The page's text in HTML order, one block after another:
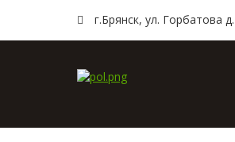
г.Брянск, ул. Горбатова